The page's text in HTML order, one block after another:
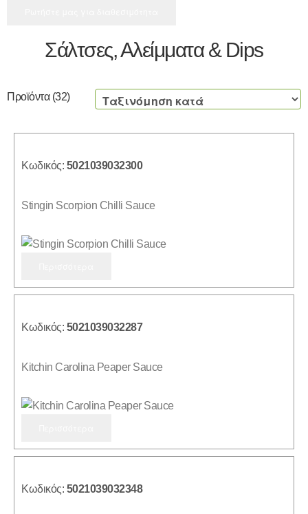
Σάλτσες, Αλείμματα & Dips
ΚΑΤΗΓΟΡΊΑ
Σάλτσες,
&
(32)
Μαγιονέζες
Ελληνικό
Προϊόντα (32)
Κωδικός: 5021039032300
Stingin Scorpion Chilli Sauce
Κωδικός: 5021039032287
Kitchin Carolina Peaper Sauce
Κωδικός: 5021039032348